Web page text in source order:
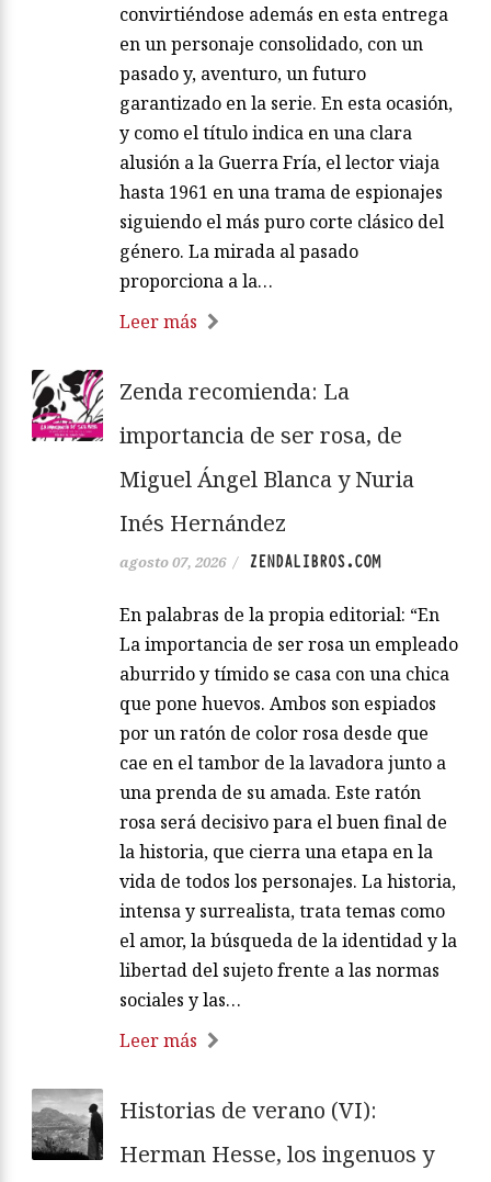
convirtiéndose además en esta entrega
en un personaje consolidado, con un
pasado y, aventuro, un futuro
garantizado en la serie. En esta ocasión,
y como el título indica en una clara
alusión a la Guerra Fría, el lector viaja
hasta 1961 en una trama de espionajes
siguiendo el más puro corte clásico del
género. La mirada al pasado
proporciona a la…
Leer más
Zenda recomienda: La
importancia de ser rosa, de
Miguel Ángel Blanca y Nuria
Inés Hernández
agosto 07, 2026 / ZENDALIBROS.COM
En palabras de la propia editorial: “En
La importancia de ser rosa un empleado
aburrido y tímido se casa con una chica
que pone huevos. Ambos son espiados
por un ratón de color rosa desde que
cae en el tambor de la lavadora junto a
una prenda de su amada. Este ratón
rosa será decisivo para el buen final de
la historia, que cierra una etapa en la
vida de todos los personajes. La historia,
intensa y surrealista, trata temas como
el amor, la búsqueda de la identidad y la
libertad del sujeto frente a las normas
sociales y las…
Leer más
Historias de verano (VI):
Herman Hesse, los ingenuos y